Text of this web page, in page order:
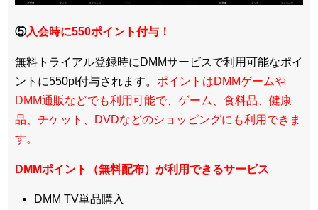
⑤入会時に550ポイント付与！
無料トライアル登録時にDMMサービスで利用可能なポイ
ントに550pt付与されます。 ポイントはDMMゲームや
DMM通販などでも利用可能で、ゲーム、食料品、健康
品、チケット、DVDなどのショッピングにも利用できま
す。
DMMポイント（無料配布）が利用できるサービス
DMM TV単品購入